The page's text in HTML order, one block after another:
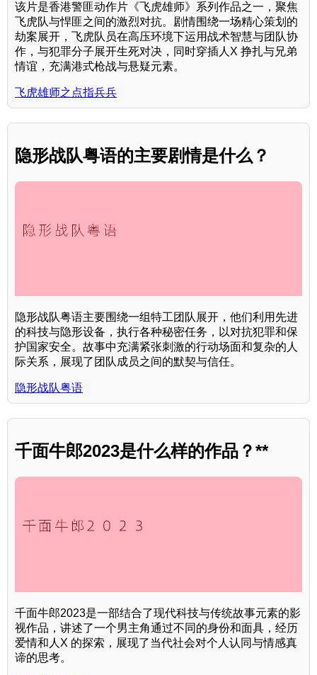
该片是香港警匪动作片《飞虎雄师》系列作品之一，聚焦
飞虎队与悍匪之间的激烈对抗。剧情围绕一场精心策划的
劫案展开，飞虎队员在高压环境下运用战术智慧与团队协
作，与犯罪分子展开生死对决，同时穿插人X 挣扎与兄弟
情谊，充满港式枪战与悬疑元素。
飞虎雄师之点指兵兵
隐形战队粤语的主要剧情是什么？
隐形战队粤语主要围绕一组特工团队展开，他们利用先进
的科技与隐形设备，执行各种秘密任务，以对抗犯罪和保
护国家安全。故事中充满紧张刺激的行动场面和复杂的人
际关系，展现了团队成员之间的默契与信任。
隐形战队粤语
千面牛郎2023是什么样的作品？**
千面牛郎2023是一部结合了现代科技与传统故事元素的影
视作品，讲述了一个男主角通过不同的身份和面具，经历
爱情和人X 的探索，展现了当代社会对个人认同与情感真
谛的思考。